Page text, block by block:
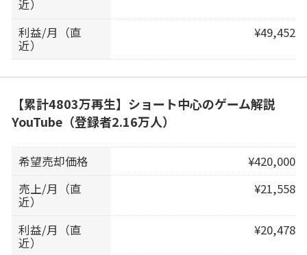
近）
利益/月（直
近）
¥49,452
【累計4803万再生】ショート中心のゲーム解説
YouTube（登録者2.16万人）
希望売却価格
¥420,000
売上/月（直
近）
¥21,558
利益/月（直
近）
¥20,478